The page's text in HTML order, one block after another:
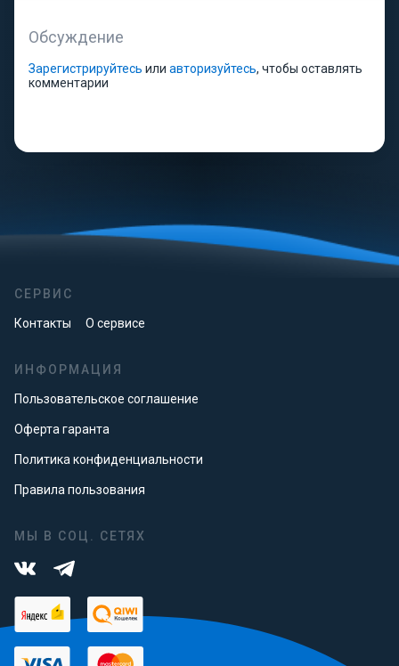
Обсуждение
Зарегистрируйтесь или авторизуйтесь, чтобы оставлять
комментарии
СЕРВИС
Контакты О сервисе
ИНФОРМАЦИЯ
Пользовательское соглашение
Оферта гаранта
Политика конфиденциальности
Правила пользования
МЫ В СОЦ. СЕТЯХ